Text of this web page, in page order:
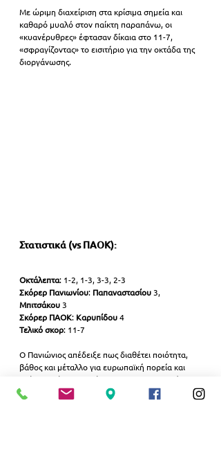
Με ώριμη διαχείριση στα κρίσιμα σημεία και
καθαρό μυαλό στον παίκτη παραπάνω, οι
«κυανέρυθρες» έφτασαν δίκαια στο 11-7,
«σφραγίζοντας» το εισιτήριο για την οκτάδα της
διοργάνωσης.
Στατιστικά (vs ΠΑΟΚ):
Οκτάλεπτα: 1-2, 1-3, 3-3, 2-3
Σκόρερ Πανιωνίου: Παπαναστασίου 3,
Μπιτσάκου 3
Σκόρερ ΠΑΟΚ: Καρυπίδου 4
Τελικό σκορ: 11-7
Ο Πανιώνιος απέδειξε πως διαθέτει ποιότητα,
βάθος και μέταλλο για ευρωπαϊκή πορεία και
πλέον στρέφει το βλέμμα του στο Final-8, όπου
θα διεκδικήσει ό,τι καλύτερο στη συνέχεια της